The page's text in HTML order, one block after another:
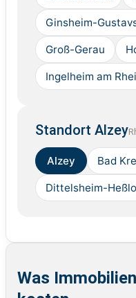
Ginsheim-
Groß-Gerau
Ingelheim am
Standort Alzey
Alzey Bad
Dittelsheim-
Was